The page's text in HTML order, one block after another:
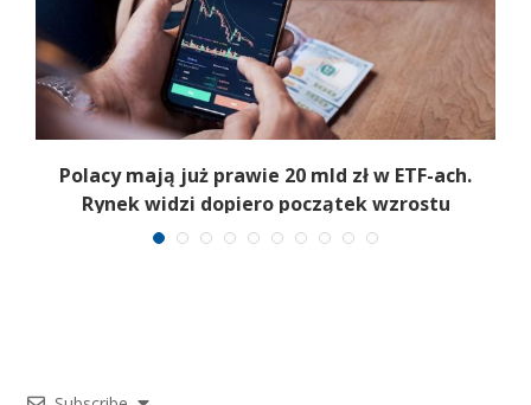
Polacy mają już prawie 20 mld zł w ETF-ach.
Rynek widzi dopiero początek wzrostu